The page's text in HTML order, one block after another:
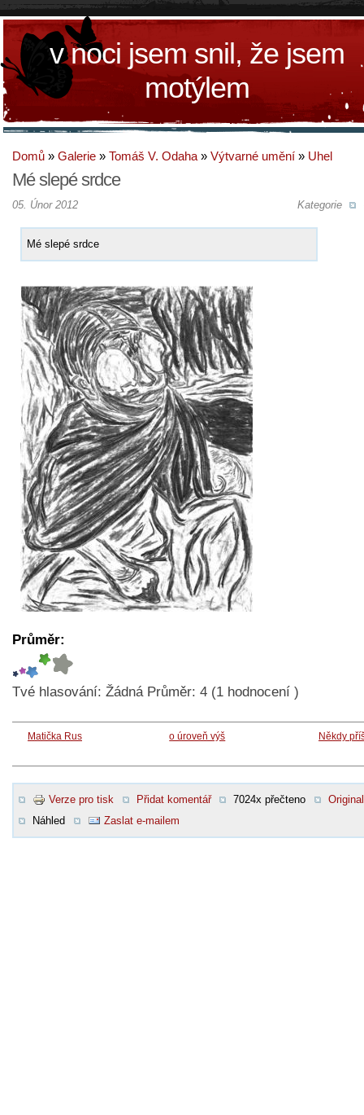
v noci jsem snil, že jsem
motýlem
Domů » Galerie » Tomáš V. Odaha » Výtvarné umění » Uhel
Mé slepé srdce
Kategorie
05. Únor 2012
Mé slepé srdce
Průměr:
Tvé hlasování: Žádná Průměr: 4 (1 hodnocení )
Matička Rus o úroveň výš Někdy
Verze pro tisk Přidat komentář 7024x přečteno
Original
Náhled
Zaslat e-mailem